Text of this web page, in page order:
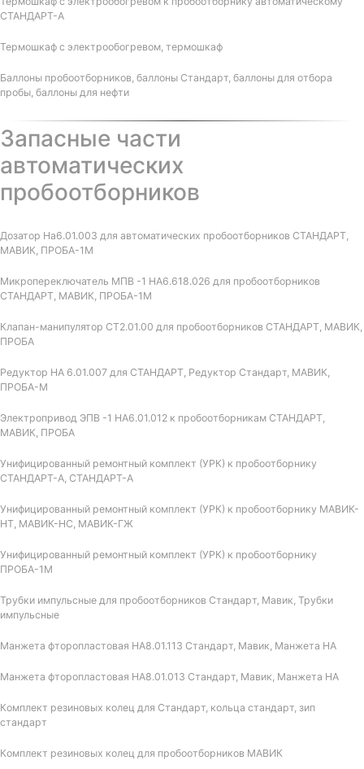
СТАНДАРТ-А
Термошкаф с электрообогревом, термошкаф
Баллоны пробоотборников, баллоны Стандарт, баллоны для отбора
пробы, баллоны для нефти
Запасные части
автоматических
пробоотборников
Дозатор На6.01.003 для автоматических пробоотборников СТАНДАРТ,
МАВИК, ПРОБА-1М
Микропереключатель МПВ -1 НА6.618.026 для пробоотборников
СТАНДАРТ, МАВИК, ПРОБА-1М
Клапан-манипулятор СТ2.01.00 для пробоотборников СТАНДАРТ, МАВИК,
ПРОБА
Редуктор НА 6.01.007 для СТАНДАРТ, Редуктор Стандарт, МАВИК,
ПРОБА-М
Электропривод ЭПВ -1 НА6.01.012 к пробоотборникам СТАНДАРТ,
МАВИК, ПРОБА
Унифицированный ремонтный комплект (УРК) к пробоотборнику
СТАНДАРТ-А, СТАНДАРТ-А
Унифицированный ремонтный комплект (УРК) к пробоотборнику МАВИК-
НТ, МАВИК-НС, МАВИК-ГЖ
Унифицированный ремонтный комплект (УРК) к пробоотборнику
ПРОБА-1М
Трубки импульсные для пробоотборников Стандарт, Мавик, Трубки
импульсные
Манжета фторопластовая НА8.01.113 Стандарт, Мавик, Манжета НА
Манжета фторопластовая НА8.01.013 Стандарт, Мавик, Манжета НА
Комплект резиновых колец для Стандарт, кольца стандарт, зип
стандарт
Комплект резиновых колец для пробоотборников МАВИК